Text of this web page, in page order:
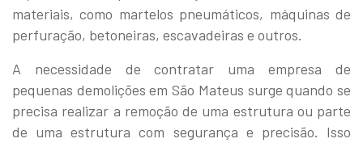
materiais, como martelos pneumáticos, máquinas de
perfuração, betoneiras, escavadeiras e outros.
A necessidade de contratar uma empresa de
pequenas demolições em São Mateus surge quando se
precisa realizar a remoção de uma estrutura ou parte
de uma estrutura com segurança e precisão. Isso